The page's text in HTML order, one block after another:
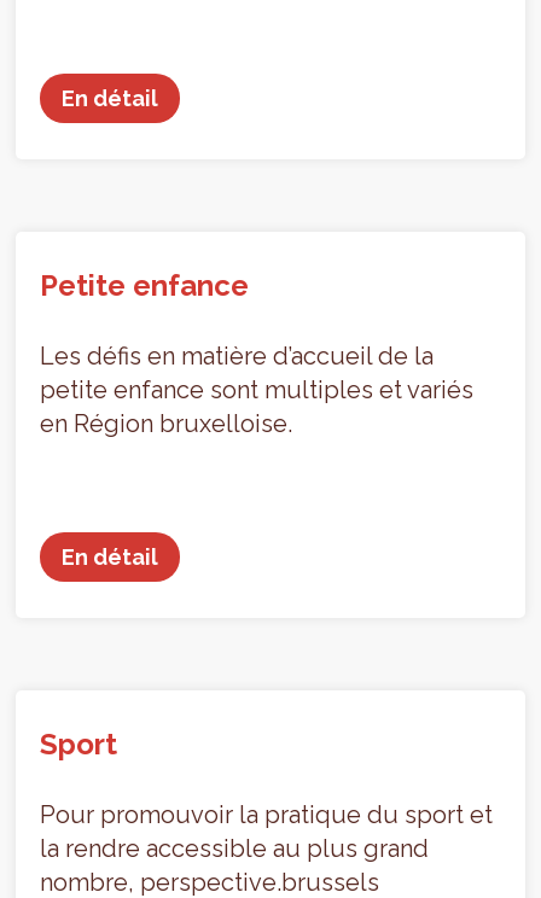
En détail
Petite enfance
Les défis en matière d’accueil de la
petite enfance sont multiples et variés
en Région bruxelloise.
En détail
Sport
Pour promouvoir la pratique du sport et
la rendre accessible au plus grand
nombre, perspective.brussels